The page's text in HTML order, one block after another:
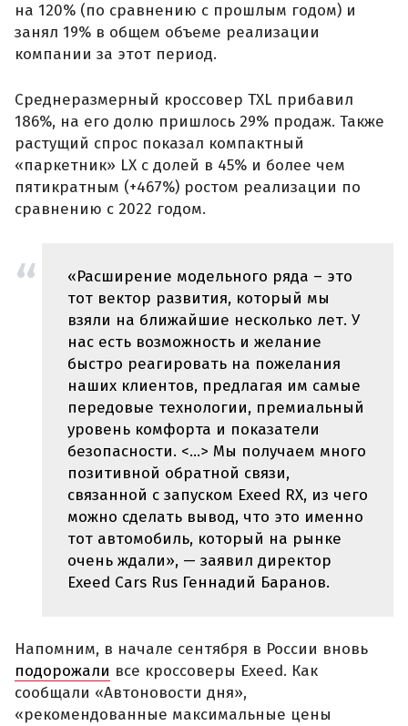
на 120% (по сравнению с прошлым годом) и
занял 19% в общем объеме реализации
компании за этот период.
Среднеразмерный кроссовер TXL прибавил
186%, на его долю пришлось 29% продаж. Также
растущий спрос показал компактный
«паркетник» LX с долей в 45% и более чем
пятикратным (+467%) ростом реализации по
сравнению с 2022 годом.
«Расширение модельного ряда – это
тот вектор развития, который мы
взяли на ближайшие несколько лет. У
нас есть возможность и желание
быстро реагировать на пожелания
наших клиентов, предлагая им самые
передовые технологии, премиальный
уровень комфорта и показатели
безопасности. <...> Мы получаем много
позитивной обратной связи,
связанной с запуском Exeed RX, из чего
можно сделать вывод, что это именно
тот автомобиль, который на рынке
очень ждали», — заявил директор
Exeed Cars Rus Геннадий Баранов.
Напомним, в начале сентября в России вновь
подорожали все кроссоверы Exeed. Как
сообщали «Автоновости дня»,
«рекомендованные максимальные цены